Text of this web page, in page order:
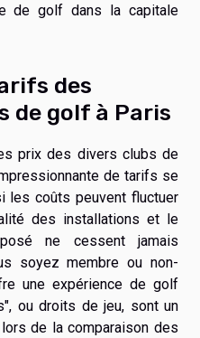
de golf dans la capitale
des
de golf à Paris
prix des divers clubs de
de tarifs se
les coûts peuvent fluctuer
des installations et le
ne cessent jamais
soyez membre ou non-
une expérience de golf
ou droits de jeu, sont un
de la comparaison des